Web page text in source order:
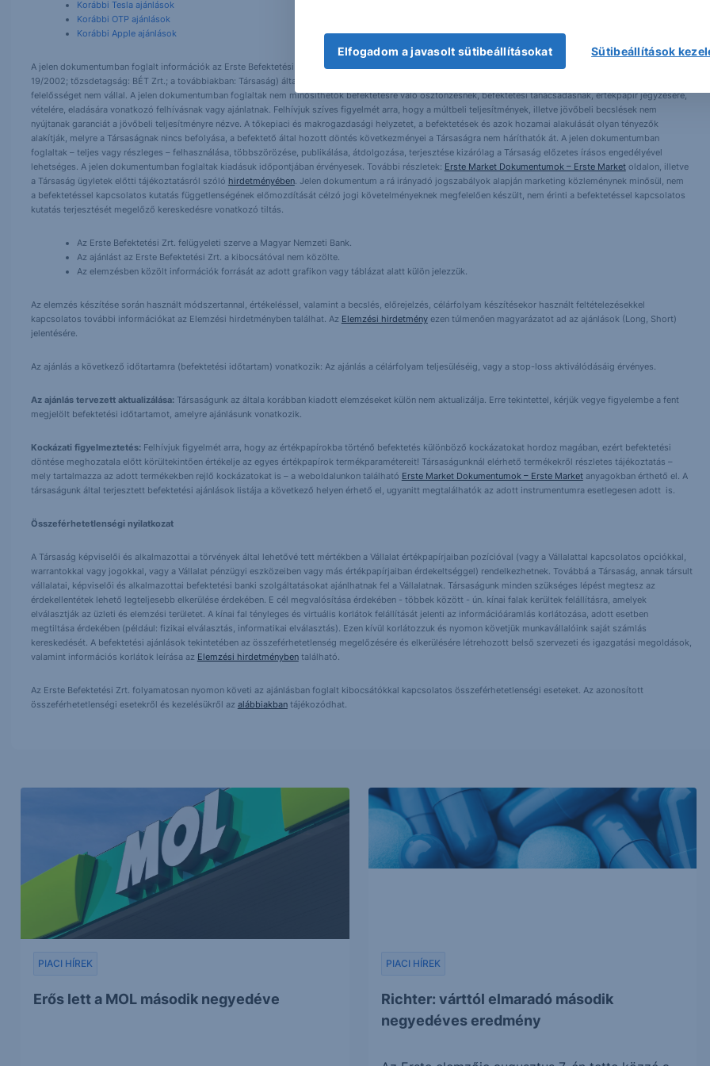
Korábbi Tesla ajánlások
Korábbi OTP ajánlások
Korábbi Apple ajánlások
A jelen dokumentumban foglalt információk az Erste Befektetési Zrt. (székhely: 1138 Budapest, Népfürdő u. 24-26.; tev. eng. szám: E-III/324/2008 és III/75.005-
19/2002; tőzsdetagság: BÉT Zrt.; a továbbiakban: Társaság) által hitelesnek tartott forrásokon alapulnak, de azokért a Társaság szavatosságot vagy
felelősséget nem vállal. A jelen dokumentumban foglaltak nem minősíthetők befektetésre való ösztönzésnek, befektetési tanácsadásnak, értékpapír jegyzésére,
vételére, eladására vonatkozó felhívásnak vagy ajánlatnak. Felhívjuk szíves figyelmét arra, hogy a múltbeli teljesítmények, illetve jövőbeli becslések nem
nyújtanak garanciát a jövőbeli teljesítményre nézve. A tőkepiaci és makrogazdasági helyzetet, a befektetések és azok hozamai alakulását olyan tényezők
alakítják, melyre a Társaságnak nincs befolyása, a befektető által hozott döntés következményei a Társaságra nem háríthatók át. A jelen dokumentumban
foglaltak – teljes vagy részleges – felhasználása, többszörözése, publikálása, átdolgozása, terjesztése kizárólag a Társaság előzetes írásos engedélyével
lehetséges. A jelen dokumentumban foglaltak kiadásuk időpontjában érvényesek. További részletek: Erste Market Dokumentumok – Erste Marketoldalon, illetve
a Társaság ügyletek előtti tájékoztatásról szóló hirdetményében. Jelen dokumentum a rá irányadó jogszabályok alapján marketing közleménynek minősül, nem
a befektetéssel kapcsolatos kutatás függetlenségének előmozdítását célzó jogi követelményeknek megfelelően készült, nem érinti a befektetéssel kapcsolatos
kutatás terjesztését megelőző kereskedésre vonatkozó tiltás.
Az Erste Befektetési Zrt. felügyeleti szerve a Magyar Nemzeti Bank.
Az ajánlást az Erste Befektetési Zrt. a kibocsátóval nem közölte.
Az elemzésben közölt információk forrását az adott grafikon vagy táblázat alatt külön jelezzük.
Az elemzés készítése során használt módszertannal, értékeléssel, valamint a becslés, előrejelzés, célárfolyam készítésekor használt feltételezésekkel
kapcsolatos további információkat az Elemzési hirdetményben találhat. Az Elemzési hirdetményezen túlmenően magyarázatot ad az ajánlások (Long, Short)
jelentésére.
Az ajánlás a következő időtartamra (befektetési időtartam) vonatkozik: Az ajánlás a célárfolyam teljesüléséig, vagy a stop-loss aktiválódásáig érvényes.
Az ajánlás tervezett aktualizálása:Társaságunk az általa korábban kiadott elemzéseket külön nem aktualizálja. Erre tekintettel, kérjük vegye figyelembe a fent
megjelölt befektetési időtartamot, amelyre ajánlásunk vonatkozik.
Kockázati figyelmeztetés:Felhívjuk figyelmét arra, hogy az értékpapírokba történő befektetés különböző kockázatokat hordoz magában, ezért befektetési
döntése meghozatala előtt körültekintően értékelje az egyes értékpapírok termékparamétereit! Társaságunknál elérhető termékekről részletes tájékoztatás –
mely tartalmazza az adott termékekben rejlő kockázatokat is – a weboldalunkon található Erste Market Dokumentumok – Erste Marketanyagokban érthető el. A
társaságunk által terjesztett befektetési ajánlások listája a következő helyen érhető el, ugyanitt megtalálhatók az adott instrumentumra esetlegesen adott is.
Összeférhetetlenségi nyilatkozat
A Társaság képviselői és alkalmazottai a törvények által lehetővé tett mértékben a Vállalat értékpapírjaiban pozícióval (vagy a Vállalattal kapcsolatos opciókkal,
warrantokkal vagy jogokkal, vagy a Vállalat pénzügyi eszközeiben vagy más értékpapírjaiban érdekeltséggel) rendelkezhetnek. Továbbá a Társaság, annak társult
vállalatai, képviselői és alkalmazottai befektetési banki szolgáltatásokat ajánlhatnak fel a Vállalatnak. Társaságunk minden szükséges lépést megtesz az
érdekellentétek lehető legteljesebb elkerülése érdekében. E cél megvalósítása érdekében - többek között - ún. kínai falak kerültek felállításra, amelyek
elválasztják az üzleti és elemzési területet. A kínai fal tényleges és virtuális korlátok felállítását jelenti az információáramlás korlátozása, adott esetben
megtiltása érdekében (például: fizikai elválasztás, informatikai elválasztás). Ezen kívül korlátozzuk és nyomon követjük munkavállalóink saját számlás
kereskedését. A befektetési ajánlások tekintetében az összeférhetetlenség megelőzésére és elkerülésére létrehozott belső szervezeti és igazgatási megoldások,
valamint információs korlátok leírása az Elemzési hirdetménybentalálható.
Az Erste Befektetési Zrt. folyamatosan nyomon követi az ajánlásban foglalt kibocsátókkal kapcsolatos összeférhetetlenségi eseteket. Az azonosított
összeférhetetlenségi esetekről és kezelésükről az alábbiakbantájékozódhat.
Erős lett a MOL második negyedéve
PIACI HÍREK
Richter: várttól elmaradó második
negyedéves eredmény
PIACI HÍREK
Elfogadom a javasolt sütibeállításokat Sütibeállítások